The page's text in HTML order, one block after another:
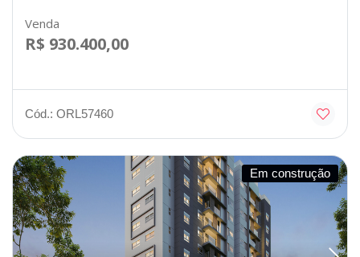
Venda
R$ 930.400,00
Cód.: ORL57460
Em construção